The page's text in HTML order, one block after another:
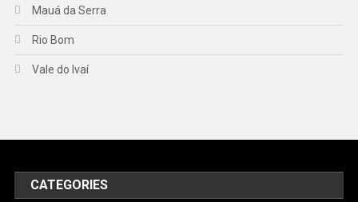
Mauá da Serra
Rio Bom
Vale do Ivaí
CATEGORIES